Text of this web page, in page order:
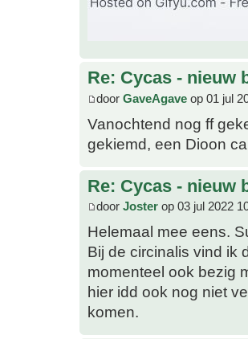
Re: Cycas - nieuw
door GaveAgave op 01 jul
Vanochtend nog ff
gekiemd, een Dioon
Re: Cycas - nieuw
door Joster op 03 jul 2022
Helemaal mee eens.
Bij de circinalis vind ik
momenteel ook bezig
hier idd ook nog niet
komen.